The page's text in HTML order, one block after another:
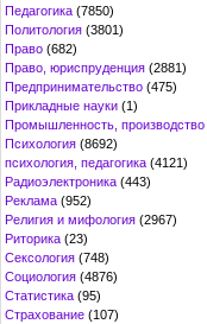
Педагогика (7850)
Политология (3801)
Право (682)
Право, юриспруденция (2881)
Предпринимательство (475)
Прикладные науки (1)
Промышленность, производство
Психология (8692)
психология, педагогика (4121)
Радиоэлектроника (443)
Реклама (952)
Религия и мифология (2967)
Риторика (23)
Сексология (748)
Социология (4876)
Статистика (95)
Страхование (107)